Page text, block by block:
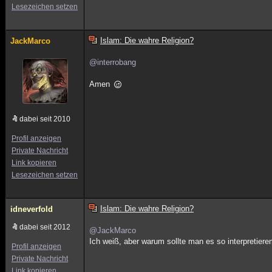
Lesezeichen setzen
JackMarco
dabei seit 2010
Profil anzeigen
Private Nachricht
Link kopieren
Lesezeichen setzen
Islam: Die wahre Religion?
@interrobang
Amen
idneverfold
dabei seit 2012
Profil anzeigen
Private Nachricht
Islam: Die wahre Religion?
@JackMarco
Ich weiß, aber warum sollte man es so